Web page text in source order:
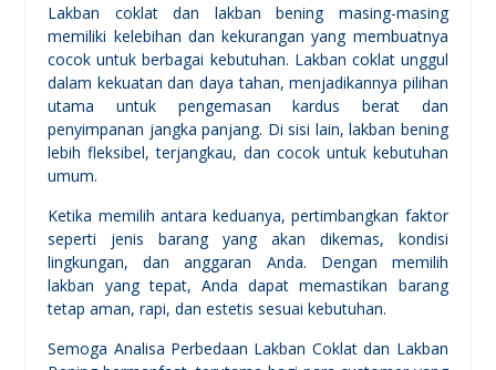
Lakban coklat dan lakban bening masing-masing
memiliki kelebihan dan kekurangan yang membuatnya
cocok untuk berbagai kebutuhan. Lakban coklat unggul
dalam kekuatan dan daya tahan, menjadikannya pilihan
utama untuk pengemasan kardus berat dan
penyimpanan jangka panjang. Di sisi lain, lakban bening
lebih fleksibel, terjangkau, dan cocok untuk kebutuhan
umum.
Ketika memilih antara keduanya, pertimbangkan faktor
seperti jenis barang yang akan dikemas, kondisi
lingkungan, dan anggaran Anda. Dengan memilih
lakban yang tepat, Anda dapat memastikan barang
tetap aman, rapi, dan estetis sesuai kebutuhan.
Semoga Analisa Perbedaan Lakban Coklat dan Lakban